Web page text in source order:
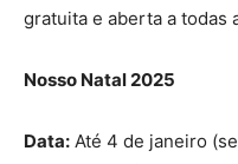
gratuita e aberta a todas
Nosso Natal 2025
Data: Até 4 de janeiro